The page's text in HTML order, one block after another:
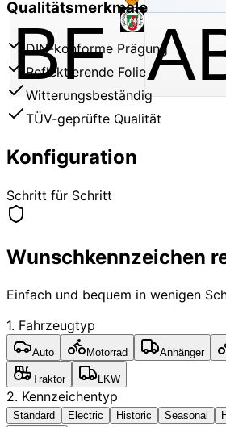
BF
Qualitätsmerkmale
DIN-konforme Prägung
Reflektierende Folie
Witterungsbeständig
TÜV-geprüfte Qualität
Konfiguration
Schritt für Schritt
Wunschkennzeichen
Einfach und bequem in wenigen
1. Fahrzeugtyp
Auto Motorrad Anhänger
Traktor LKW
2. Kennzeichentyp
Standard Electric Historic Seasonal